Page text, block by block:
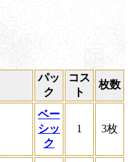
パッ
ク
コス
ト
枚数
ベー
シッ
ク
1 3枚